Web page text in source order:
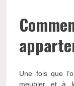
Une fois que
meubler et à